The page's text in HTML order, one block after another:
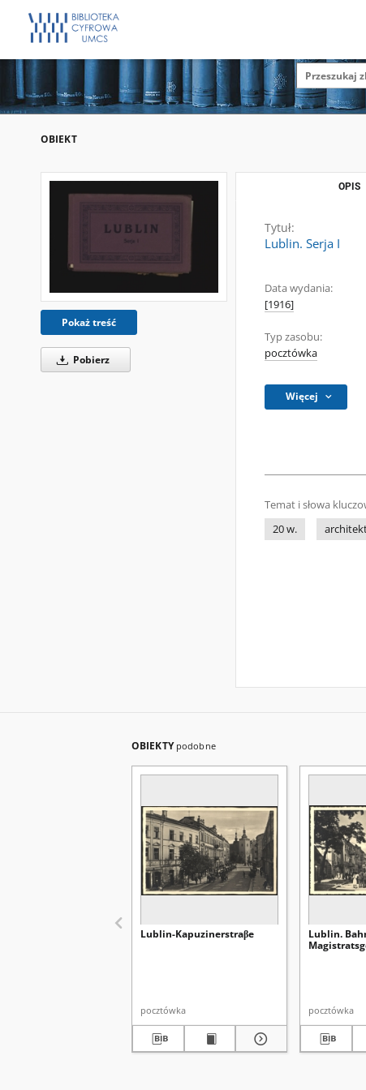
OBIEKT
Pokaż treść
Pobierz
OPIS
Tytuł:
Lublin. Serja I
Data wydania:
[1916]
Typ zasobu:
pocztówka
Więcej
Temat i słowa
20 w.
OBIEKTY podobne
Lublin-Kapuzinerstraβe
pocztówka
Lublin.
pocztówka